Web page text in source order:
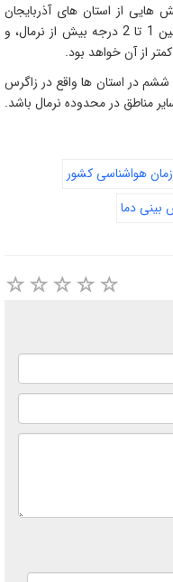
‌هایی از استان ‌های آذربایجان
غربی و استان ‌ها در زاگرس شمالی و میانی بین 1 تا 2 درجه بیش از نرمال، و
ششم در استان ‌ها واقع در زاگرس
هواشناسی کشور
بینی دما